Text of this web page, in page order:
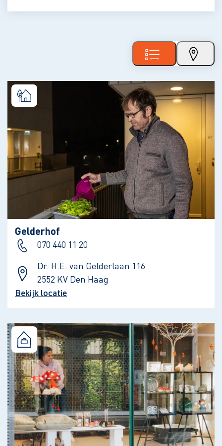
Gelderhof
070 440 11 20
Dr. H.E. van Gelderlaan 116
2552 KV Den Haag
Bekijk locatie